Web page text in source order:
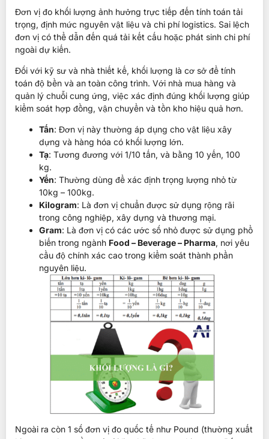
Đơn vị đo khối lượng ảnh hưởng trực tiếp đến tính toán tải
trọng, định mức nguyên vật liệu và chi phí logistics. Sai lệch
đơn vị có thể dẫn đến quá tải kết cấu hoặc phát sinh chi phí
ngoài dự kiến.
Đối với kỹ sư và nhà thiết kế, khối lượng là cơ sở để tính
toán độ bền và an toàn công trình. Với nhà mua hàng và
quản lý chuỗi cung ứng, việc xác định đúng khối lượng giúp
kiểm soát hợp đồng, vận chuyển và tồn kho hiệu quả hơn.
Tấn: Đơn vị này thường áp dụng cho vật liệu xây
dựng và hàng hóa có khối lượng lớn.
Tạ: Tương đương với 1/10 tấn, và bằng 10 yến, 100
kg.
Yến: Thường dùng để xác định trọng lượng nhỏ từ
10kg – 100kg.
Kilogram: Là đơn vị chuẩn được sử dụng rộng rãi
trong công nghiệp, xây dựng và thương mại.
Gram: Là đơn vị có các ước số nhỏ được sử dụng phổ
biến trong ngành Food – Beverage – Pharma, nơi yêu
cầu độ chính xác cao trong kiểm soát thành phần
nguyên liệu.
Ngoài ra còn 1 số đơn vị đo quốc tế như Pound (thường xuất